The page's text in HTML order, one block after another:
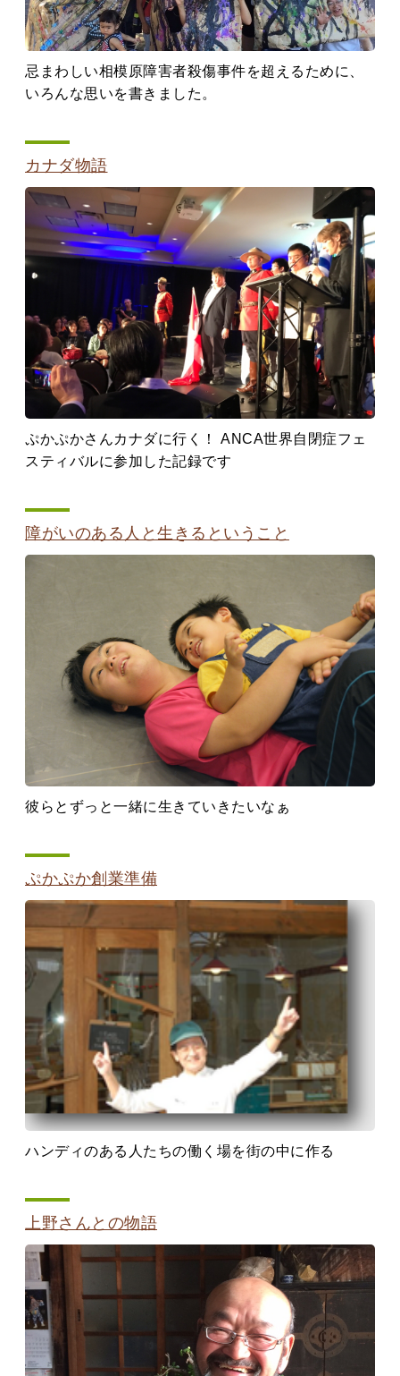
忌まわしい相模原障害者殺傷事件を超えるために、
いろんな思いを書きました。
カナダ物語
ぷかぷかさんカナダに行く！ ANCA世界自閉症フェ
スティバルに参加した記録です
障がいのある人と生きるということ
彼らとずっと一緒に生きていきたいなぁ
ぷかぷか創業準備
ハンディのある人たちの働く場を街の中に作る
上野さんとの物語